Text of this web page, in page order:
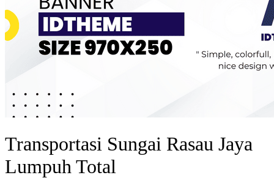
Transportasi Sungai Rasau Jaya
Lumpuh Total